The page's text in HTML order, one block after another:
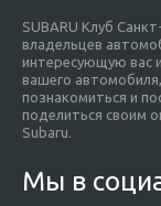
SUBARU Клуб
владельцев
интересующую вас
вашего
познакомиться и
поделиться своим
Subaru.
Мы в